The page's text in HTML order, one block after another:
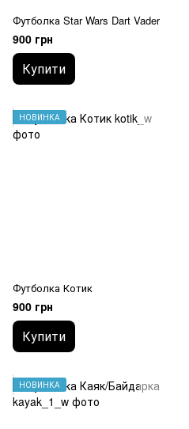
Футболка Star Wars Dart Vader
900 грн
Купити
НОВИНКА
Футболка Котик
900 грн
Купити
НОВИНКА